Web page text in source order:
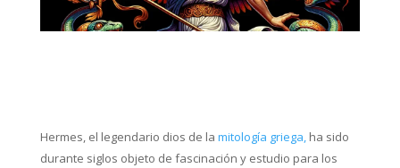
Hermes, el legendario dios de la mitología griega,ha sido
durante siglos objeto de fascinación y estudio para los